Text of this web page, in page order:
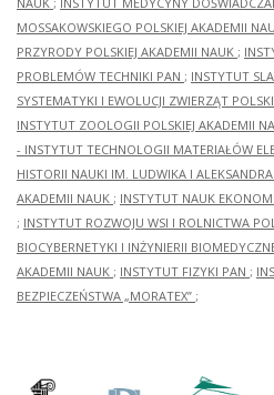
MOSSAKOWSKIEGO POLSKIEJ AKADEMII
PRZYRODY POLSKIEJ AKADEMII NAUK ;
PROBLEMÓW TECHNIKI PAN ; INSTYTUT
SYSTEMATYKI I EWOLUCJI ZWIERZĄT
INSTYTUT ZOOLOGII POLSKIEJ AKADEMII
- INSTYTUT TECHNOLOGII MATERIAŁÓW
HISTORII NAUKI IM. LUDWIKA I ALEKSANDRA
AKADEMII NAUK ; INSTYTUT NAUK
; INSTYTUT ROZWOJU WSI I ROLNICTWA
BIOCYBERNETYKI I INŻYNIERII
AKADEMII NAUK ; INSTYTUT FIZYKI PAN ;
BEZPIECZEŃSTWA „MORATEX” ;